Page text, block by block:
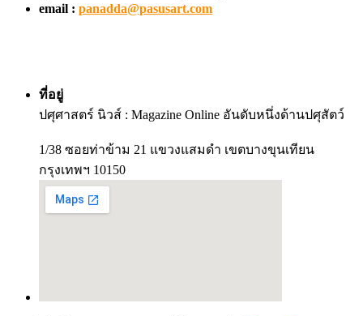
email : panadda@pasusart.com
ที่อยู่
ปศุศาสตร์ นิวส์ : Magazine Online อันดับหนึ่งด้านปศุสัตว์
1/38 ซอยท่าข้าม 21 แขวงแสมดำ เขตบางขุนเทียน
กรุงเทพฯ 10150